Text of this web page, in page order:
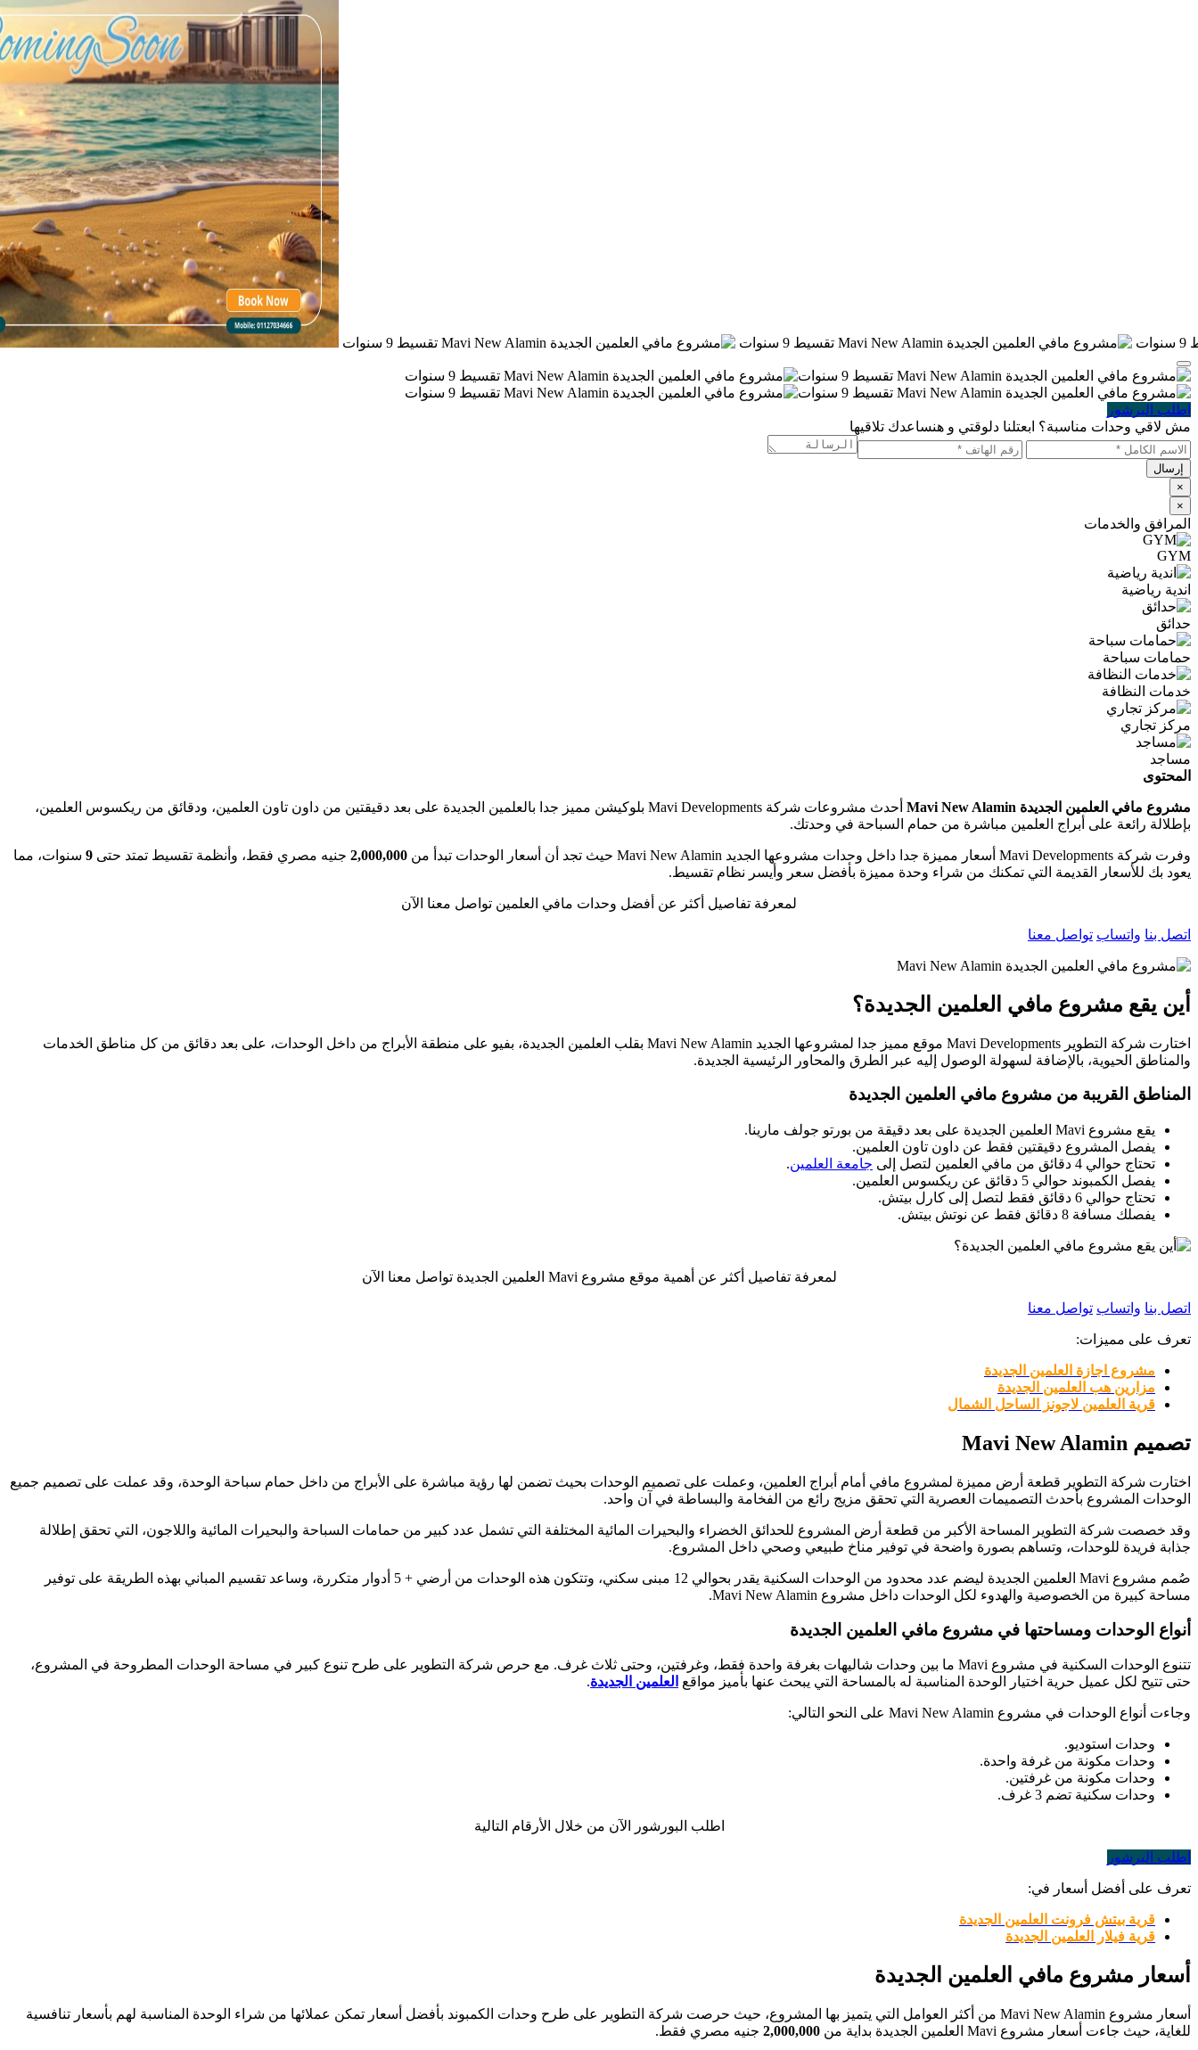
اطلب البرشور
مش لاقي وحدات مناسبة؟ ابعتلنا دلوقتي و هنساعدك تلاقيها
×
×
المرافق والخدمات
GYM
اندية رياضية
حدائق
حمامات سباحة
خدمات النظافة
مركز تجاري
مساجد
المحتوى
مشروع مافي العلمين الجديدة Mavi New Alamin
أحدث مشروعات شركة Mavi Developments بلوكيشن مميز جدا بالعلمين الجديدة على بعد دقيقتين من داون تاون العلمين، ودقائق من ريكسوس العلمين،
بإطلالة رائعة على أبراج العلمين مباشرة من حمام السباحة في وحدتك.
وفرت شركة Mavi Developments أسعار مميزة جدا داخل وحدات مشروعها الجديد Mavi New Alamin حيث تجد أن أسعار الوحدات تبدأ من 2,000,000 جنيه مصري فقط، وأنظمة تقسيط تمتد حتى 9 سنوات، مما
يعود بك للأسعار القديمة التي تمكنك من شراء وحدة مميزة بأفضل سعر وأيسر نظام تقسيط.
لمعرفة تفاصيل أكثر عن أفضل وحدات مافي العلمين تواصل معنا الآن
اتصل بنا واتساب تواصل معنا
أين يقع مشروع مافي العلمين الجديدة؟
اختارت شركة التطوير Mavi Developments موقع مميز جدا لمشروعها الجديد Mavi New Alamin بقلب العلمين الجديدة، بفيو على منطقة الأبراج من داخل الوحدات، على بعد دقائق من كل مناطق الخدمات
والمناطق الحيوية، بالإضافة لسهولة الوصول إليه عبر الطرق والمحاور الرئيسية الجديدة.
المناطق القريبة من مشروع مافي العلمين الجديدة
يقع مشروع Mavi العلمين الجديدة على بعد دقيقة من بورتو جولف مارينا.
يفصل المشروع دقيقتين فقط عن داون تاون العلمين.
تحتاج حوالي 4 دقائق من مافي العلمين لتصل إلى
جامعة العلمين.
يفصل الكمبوند حوالي 5 دقائق عن ريكسوس العلمين.
تحتاج حوالي 6 دقائق فقط لتصل إلى كارل بيتش.
يفصلك مسافة 8 دقائق فقط عن نوتش بيتش.
لمعرفة تفاصيل أكثر عن أهمية موقع مشروع Mavi العلمين الجديدة تواصل معنا الآن
اتصل بنا واتساب تواصل معنا
تعرف على مميزات:
مشروع اجازة العلمين الجديدة
مزارين هب العلمين الجديدة
قرية العلمين لاجونز الساحل الشمال
تصميم Mavi New Alamin
اختارت شركة التطوير قطعة أرض مميزة لمشروع مافي أمام أبراج العلمين، وعملت على تصميم الوحدات بحيث تضمن لها رؤية مباشرة على الأبراج من داخل حمام سباحة الوحدة، وقد عملت على تصميم جميع
الوحدات المشروع بأحدث التصميمات العصرية التي تحقق مزيج رائع من الفخامة والبساطة في آن واحد.
وقد خصصت شركة التطوير المساحة الأكبر من قطعة أرض المشروع للحدائق الخضراء والبحيرات المائية المختلفة التي تشمل عدد كبير من حمامات السباحة والبحيرات المائية واللاجون، التي تحقق إطلالة
جذابة فريدة للوحدات، وتساهم بصورة واضحة في توفير مناخ طبيعي وصحي داخل المشروع.
صُمم مشروع Mavi العلمين الجديدة ليضم عدد محدود من الوحدات السكنية يقدر بحوالي 12 مبنى سكني، وتتكون هذه الوحدات من أرضي + 5 أدوار متكررة، وساعد تقسيم المباني بهذه الطريقة على توفير
مساحة كبيرة من الخصوصية والهدوء لكل الوحدات داخل مشروع Mavi New Alamin.
أنواع الوحدات ومساحتها في مشروع مافي العلمين الجديدة
تتنوع الوحدات السكنية في مشروع Mavi ما بين وحدات شاليهات بغرفة واحدة فقط، وغرفتين، وحتى ثلاث غرف. مع حرص شركة التطوير على طرح تنوع كبير في مساحة الوحدات المطروحة في المشروع،
حتى تتيح لكل عميل حرية اختيار الوحدة المناسبة له بالمساحة التي يبحث عنها بأميز مواقع العلمين الجديدة.
وجاءت أنواع الوحدات في مشروع Mavi New Alamin على النحو التالي:
وحدات استوديو.
وحدات مكونة من غرفة واحدة.
وحدات مكونة من غرفتين.
وحدات سكنية تضم 3 غرف.
اطلب البورشور الآن من خلال الأرقام التالية
اطلب البرشور
تعرف على أفضل أسعار في:
قرية بيتش فرونت العلمين الجديدة
قرية فيلار العلمين الجديدة
أسعار مشروع مافي العلمين الجديدة
أسعار مشروع Mavi New Alamin من أكثر العوامل التي يتميز بها المشروع، حيث حرصت شركة التطوير على طرح وحدات الكمبوند بأفضل أسعار تمكن عملائها من شراء الوحدة المناسبة لهم بأسعار تنافسية
للغاية، حيث جاءت أسعار مشروع Mavi العلمين الجديدة بداية من
2,000,000 جنيه مصري فقط.